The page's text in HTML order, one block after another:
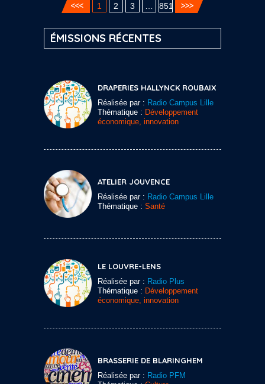
1 2 3 851
ÉMISSIONS RÉCENTES
DRAPERIES HALLYNCK ROUBAIX
Réalisée par : Radio Campus Lille
Thématique : Développement
économique, innovation
ATELIER JOUVENCE
Réalisée par : Radio Campus Lille
Thématique : Santé
LE LOUVRE-LENS
Réalisée par : Radio Plus
Thématique : Développement
économique, innovation
BRASSERIE DE BLARINGHEM
Réalisée par : Radio PFM